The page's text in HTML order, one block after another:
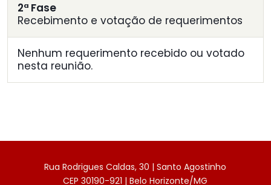
2ª Fase
Recebimento e votação de requerimentos
Nenhum requerimento recebido ou votado
nesta reunião.
Rua Rodrigues Caldas, 30 | Santo Agostinho
CEP 30190-921 | Belo Horizonte/MG